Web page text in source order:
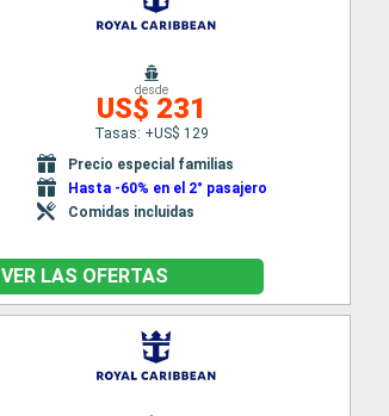
desde
US$ 231
Tasas: +US$ 129
Precio especial familias
Hasta -60% en el 2° pasajero
Comidas incluidas
VER LAS OFERTAS